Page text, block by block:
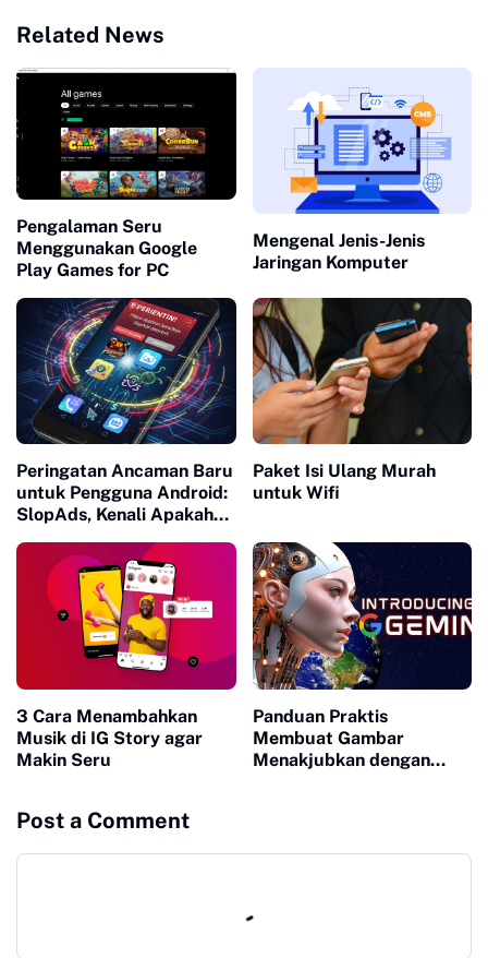
Related News
Pengalaman Seru
Menggunakan Google
Play Games for PC
Mengenal Jenis-Jenis
Jaringan Komputer
Peringatan Ancaman Baru
untuk Pengguna Android:
SlopAds, Kenali Apakah
Terinfeksi?
Paket Isi Ulang Murah
untuk Wifi
3 Cara Menambahkan
Musik di IG Story agar
Makin Seru
Panduan Praktis
Membuat Gambar
Menakjubkan dengan
Post a Comment